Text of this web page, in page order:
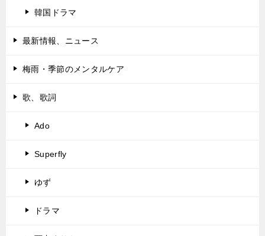
韓国ドラマ
最新情報、ニュース
梅雨・季節のメンタルケア
歌、歌詞
Ado
Superfly
ゆず
ドラマ